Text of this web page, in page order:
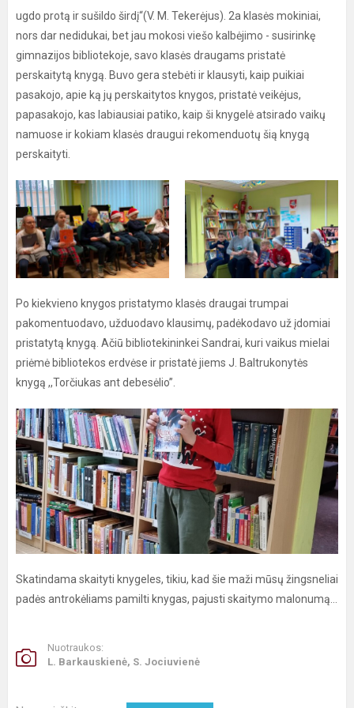
ugdo protą ir sušildo širdį“(V. M. Tekerėjus). 2a klasės mokiniai,
nors dar nedidukai, bet jau mokosi viešo kalbėjimo - susirinkę
gimnazijos bibliotekoje, savo klasės draugams pristatė
perskaitytą knygą. Buvo gera stebėti ir klausyti, kaip puikiai
pasakojo, apie ką jų perskaitytos knygos, pristatė veikėjus,
papasakojo, kas labiausiai patiko, kaip ši knygelė atsirado vaikų
namuose ir kokiam klasės draugui rekomenduotų šią knygą
perskaityti.
Po kiekvieno knygos pristatymo klasės draugai trumpai
pakomentuodavo, užduodavo klausimų, padėkodavo už įdomiai
pristatytą knygą. Ačiū bibliotekininkei Sandrai, kuri vaikus mielai
priėmė bibliotekos erdvėse ir pristatė jiems J. Baltrukonytės
knygą ,,Torčiukas ant debesėlio”.
Skatindama skaityti knygeles, tikiu, kad šie maži mūsų žingsneliai
padės antrokėliams pamilti knygas, pajusti skaitymo malonumą…
Nuotraukos:
L. Barkauskienė, S. Jociuvienė